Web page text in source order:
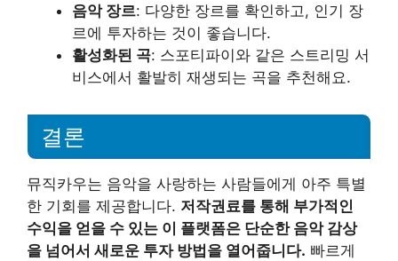
음악 장르: 다양한 장르를 확인하고, 인기 장
르에 투자하는 것이 좋습니다.
활성화된 곡: 스포티파이와 같은 스트리밍 서
비스에서 활발히 재생되는 곡을 추천해요.
결론
뮤직카우는 음악을 사랑하는 사람들에게 아주 특별
한 기회를 제공합니다. 저작권료를 통해 부가적인
수익을 얻을 수 있는 이 플랫폼은 단순한 음악 감상
을 넘어서 새로운 투자 방법을 열어줍니다. 빠르게